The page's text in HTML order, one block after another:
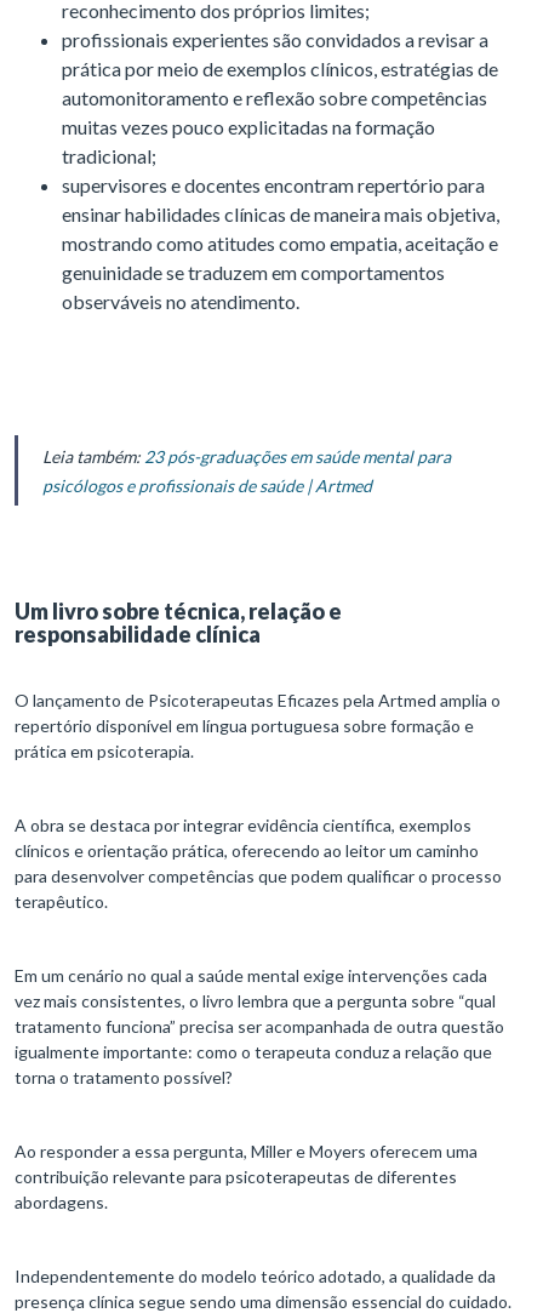
reconhecimento dos próprios limites;
profissionais experientes são convidados a revisar a
prática por meio de exemplos clínicos, estratégias de
automonitoramento e reflexão sobre competências
muitas vezes pouco explicitadas na formação
tradicional;
supervisores e docentes encontram repertório para
ensinar habilidades clínicas de maneira mais objetiva,
mostrando como atitudes como empatia, aceitação e
genuinidade se traduzem em comportamentos
observáveis no atendimento.
Leia também: 23 pós-graduações em saúde mental para
psicólogos e profissionais de saúde | Artmed
Um livro sobre técnica, relação e
responsabilidade clínica
O lançamento de Psicoterapeutas Eficazes pela Artmed amplia o
repertório disponível em língua portuguesa sobre formação e
prática em psicoterapia.
A obra se destaca por integrar evidência científica, exemplos
clínicos e orientação prática, oferecendo ao leitor um caminho
para desenvolver competências que podem qualificar o processo
terapêutico.
Em um cenário no qual a saúde mental exige intervenções cada
vez mais consistentes, o livro lembra que a pergunta sobre “qual
tratamento funciona” precisa ser acompanhada de outra questão
igualmente importante: como o terapeuta conduz a relação que
torna o tratamento possível?
Ao responder a essa pergunta, Miller e Moyers oferecem uma
contribuição relevante para psicoterapeutas de diferentes
abordagens.
Independentemente do modelo teórico adotado, a qualidade da
presença clínica segue sendo uma dimensão essencial do cuidado.